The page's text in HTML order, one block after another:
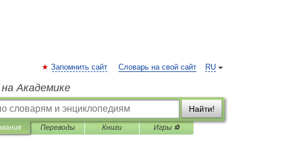
RU
Запомнить сайт Словарь на свой сайт
Академике
Найти!
Переводы Книги Игры ⚽